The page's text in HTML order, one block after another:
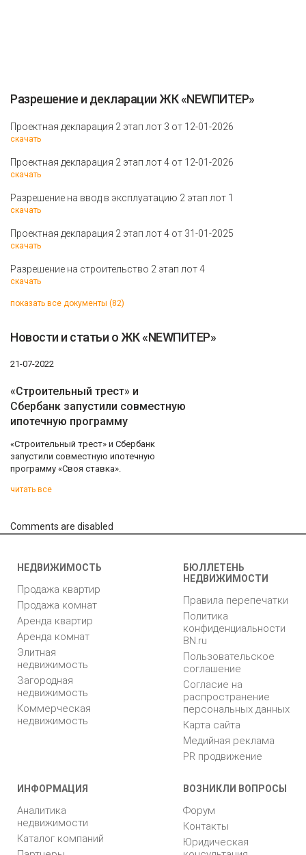
Разрешение и декларации ЖК «NEWПИТЕР»
Проектная декларация 2 этап лот 3 от 12-01-2026
скачать
Проектная декларация 2 этап лот 4 от 12-01-2026
скачать
Разрешение на ввод в эксплуатацию 2 этап лот 1
скачать
Проектная декларация 2 этап лот 4 от 31-01-2025
скачать
Разрешение на строительство 2 этап лот 4
скачать
показать все документы (82)
Новости и статьи о ЖК «NEWПИТЕР»
21-07-2022
«Строительный трест» и
Сбербанк запустили совместную
ипотечную программу
«Строительный трест» и Сбербанк
запустили совместную ипотечную
программу «Своя ставка».
читать все
Comments are disabled
НЕДВИЖИМОСТЬ
Продажа квартир
Продажа комнат
Аренда квартир
Аренда комнат
Элитная
недвижимость
Загородная
недвижимость
Коммерческая
недвижимость
БЮЛЛЕТЕНЬ
НЕДВИЖИМОСТИ
Правила перепечатки
Политика
конфиденциальности
BN.ru
Пользовательское
соглашение
Согласие на
распространение
персональных данных
Карта сайта
Медийная реклама
PR продвижение
ИНФОРМАЦИЯ
Аналитика
недвижимости
Каталог компаний
ВОЗНИКЛИ ВОПРОСЫ
Форум
Контакты
Юридическая